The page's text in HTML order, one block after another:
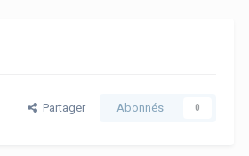
Partager Abonnés 0